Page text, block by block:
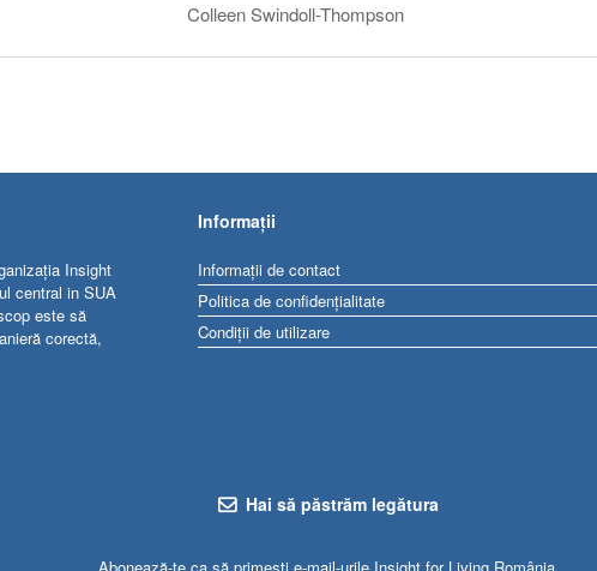
Colleen Swindoll-Thompson
Insight
central in SUA
este să
corectă,
Informații
Informații de contact
Politica de confidențialitate
Condiții de utilizare
Hai să păstrăm legătura